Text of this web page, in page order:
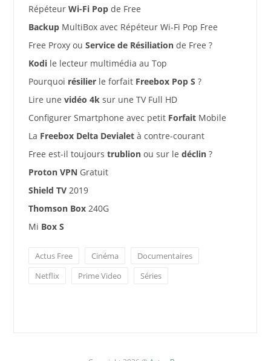
Répéteur Wi-Fi Popde Free
BackupMultiBox avec Répéteur Wi-Fi Pop Free
Free Proxy ou Service de Résiliationde Free ?
Kodile lecteur multimédia au Top
Pourquoi résilierle forfait Freebox Pop S ?
Lire une vidéo 4ksur une TV Full HD
Configurer Smartphone avec petit ForfaitMobile
La Freebox Delta Devialetà contre-courant
Free est-il toujours trublionou sur le déclin?
Proton VPN Gratuit
Shield TV2019
Thomson Box240G
Mi Box S
Actus Free Cinéma
Documentaires
Netflix
Prime Video Séries